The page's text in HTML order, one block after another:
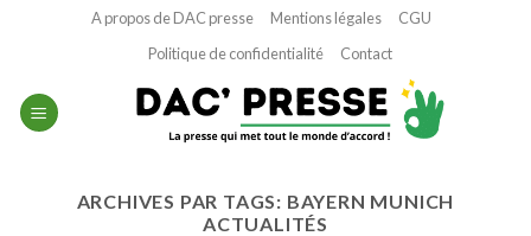
A propos de DAC presse Mentions légales
CGU
Politique de confidentialité
Contact
ARCHIVES PAR TAGS: BAYERN MUNICH
ACTUALITÉS